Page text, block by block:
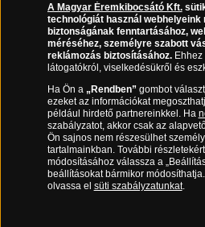
06 80 888 889
(díjmentesen hívható hétfőtől
péntekenként 9.00 és 15.00 óra között)
A Magyar Éremkibocsátó Kft.
technológiát használ webhelyeink
biztonságának fenntartásához,
méréséhez, személyre szabott
reklámozás biztosításához.Ehhez
látogatókról, viselkedésükről és
Ha Ön a „Rendben”gombot
ezeket az információkat
például hirdető partnereinkkel. Ha
szabályzatot, akkor csak az
Ön sajnos nem részesülhet
tartalmainkban. További
módosításához válassza a
beállításokat bármikor
olvassa el süti szabályzatunkat.